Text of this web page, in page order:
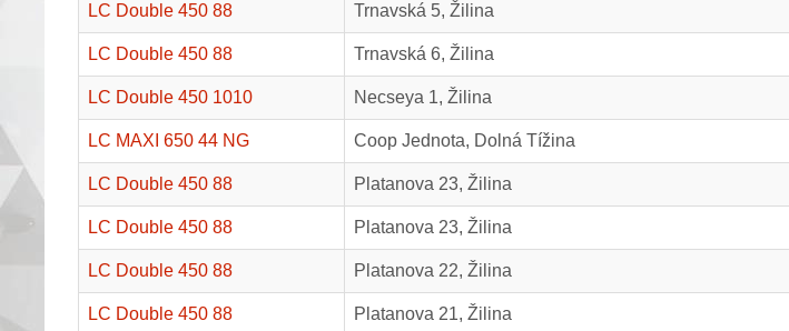
LC Double 450 88 Trnavská 5, Žilina
LC Double 450 88 Trnavská 6, Žilina
LC Double 450 1010 Necseya 1, Žilina
LC MAXI 650 44 NG Coop Jednota, Dolná Tížina
LC Double 450 88 Platanova 23, Žilina
LC Double 450 88 Platanova 23, Žilina
LC Double 450 88 Platanova 22, Žilina
LC Double 450 88 Platanova 21, Žilina